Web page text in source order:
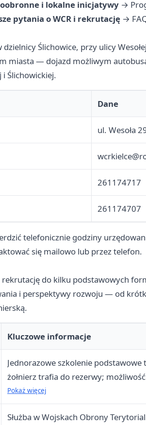
i lokalne inicjatywy →
pytania o WCR i rekrutację →
dzielnicy Ślichowice, przy ulicy
miasta — dojazd możliwym
i Ślichowickiej.
Dane
ul. Wesoła
261174717
261174707
telefonicznie godziny
się mailowo lub przez telefon.
rekrutację do kilku podstawowych
i perspektywy rozwoju — od
Kluczowe informacje
Jednorazowe szkolenie
żołnierz trafia do rezerwy;
zawodowej
Pokaż więcej
Służba w Wojskach Obrony